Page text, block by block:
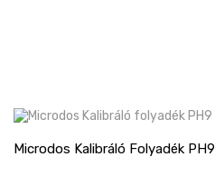
Microdos Kalibráló Folyadék PH9